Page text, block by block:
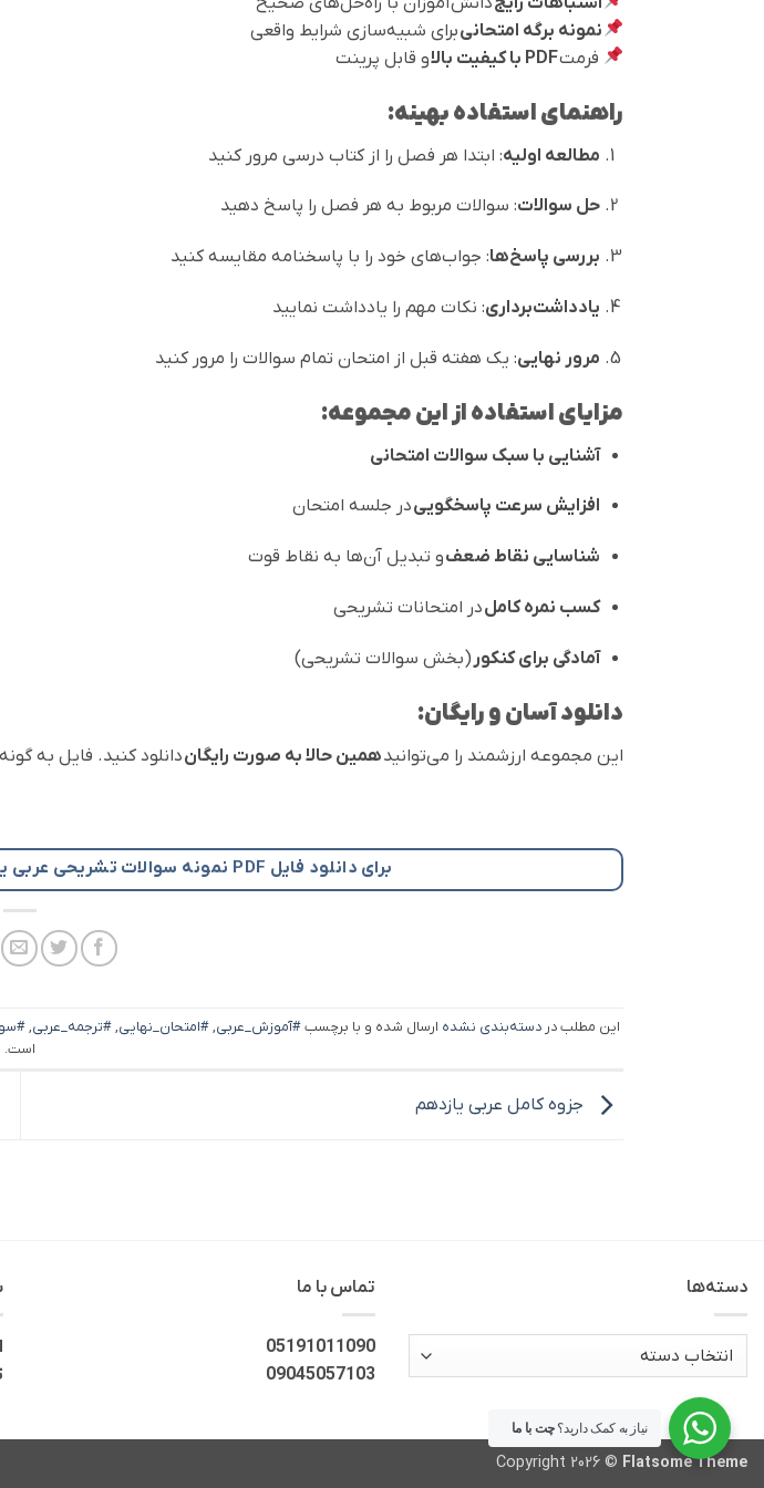
نمونه برگه امتحانیبرای شبیه‌سازی شرایط واقعی
فرمتPDF با کیفیت بالا و قابل پرینت
راهنمای استفاده بهینه:
مطالعه اولیه: ابتدا هر فصل را از کتاب درسی مرور کنید
حل سوالات: سوالات مربوط به هر فصل را پاسخ دهید
بررسی پاسخ‌ها: جواب‌های خود را با پاسخنامه مقایسه کنید
یادداشت‌برداری: نکات مهم را یادداشت نمایید
مرور نهایی: یک هفته قبل از امتحان تمام سوالات را مرور کنید
مزایای استفاده از این مجموعه:
آشنایی با سبک سوالات امتحانی
افزایش سرعت پاسخگوییدر جلسه امتحان
شناسایی نقاط ضعفو تبدیل آن‌ها به نقاط قوت
کسب نمره کاملدر امتحانات تشریحی
آمادگی برای کنکور (بخش سوالات تشریحی)
دانلود آسان و رایگان:
این مجموعه ارزشمند را می‌توانیدهمین حالا به صورت رایگاندانلود کنید. فایل به
برای دانلود فایل PDF نمونه سوالات تشریحی عربی یازدهم ویژه امتحانات نهایی یازدهم کلیک کنید
این مطلب دردسته‌بندی نشده ارسال شده و با برچسب#آموزش_عربی,#امتحان_نهایی,#ترجمه_عربی,
است.
جزوه کامل عربی یازدهم
دسته‌ها
دسته‌ها
تماس با ما
05191011090
09045057103
Copyright 2026 © Flatsome Theme
نیاز به کمک دارید؟چت با ما